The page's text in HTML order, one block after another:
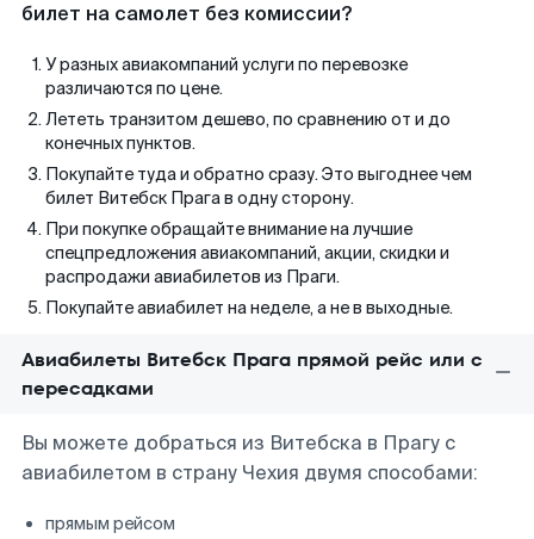
билет на самолет без комиссии?
У разных авиакомпаний услуги по перевозке
различаются по цене.
Лететь транзитом дешево, по сравнению от и до
конечных пунктов.
Покупайте туда и обратно сразу. Это выгоднее чем
билет Витебск Прага в одну сторону.
При покупке обращайте внимание на лучшие
спецпредложения авиакомпаний, акции, скидки и
распродажи авиабилетов из Праги.
Покупайте авиабилет на неделе, а не в выходные.
Авиабилеты Витебск Прага прямой рейс или с
пересадками
Вы можете добраться из Витебска в Прагу с
авиабилетом в страну Чехия двумя способами:
прямым рейсом